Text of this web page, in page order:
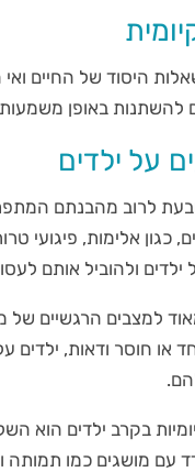
היסוד של החיים ואי
להשתנות באופן
על ילדים
לרוב מהבנתם
כגון אלימות, פיגועי
ולהוביל אותם
למצבים הרגשיים
או חוסר ודאות, ילדים
בקרב ילדים הוא
עם מושגים כמו תמותה